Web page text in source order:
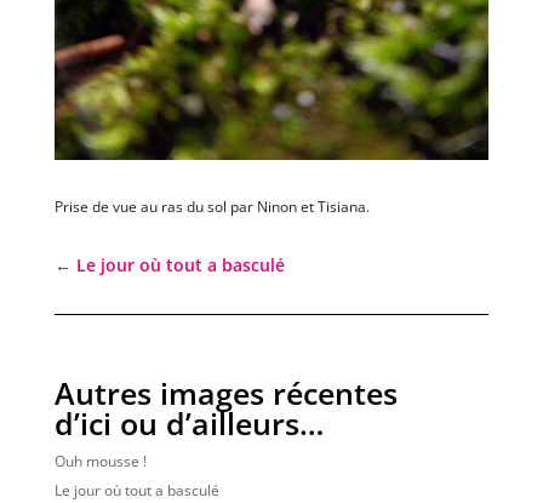
Prise de vue au ras du sol par Ninon et Tisiana.
← Le jour où tout a basculé
Autres images récentes
d’ici ou d’ailleurs…
Ouh mousse !
Le jour où tout a basculé